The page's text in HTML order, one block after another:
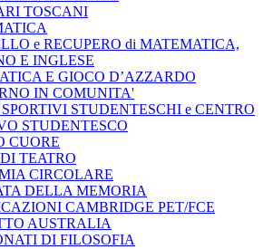
TOSCANI
e RECUPERO di MATEMATICA,
E INGLESE
E GIOCO D’AZZARDO
IN COMUNITA'
STUDENTESCHI e CENTRO
STUDENTESCO
CUORE
TEATRO
CIRCOLARE
DELLA MEMORIA
CAMBRIDGE PET/FCE
AUSTRALIA
DI FILOSOFIA